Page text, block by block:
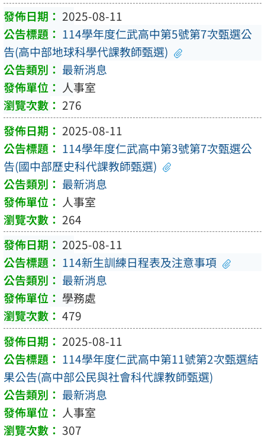
2025-08-11
114學年度仁武高中第5號第7次甄選公
告(高中部地球科學代課教師甄選)
最新消息
人事室
276
2025-08-11
114學年度仁武高中第3號第7次甄選公
告(國中部歷史科代課教師甄選)
最新消息
人事室
264
2025-08-11
114新生訓練日程表及注意事項
最新消息
學務處
479
2025-08-11
114學年度仁武高中第11號第2次甄選結
果公告(高中部公民與社會科代課教師甄選)
最新消息
人事室
307